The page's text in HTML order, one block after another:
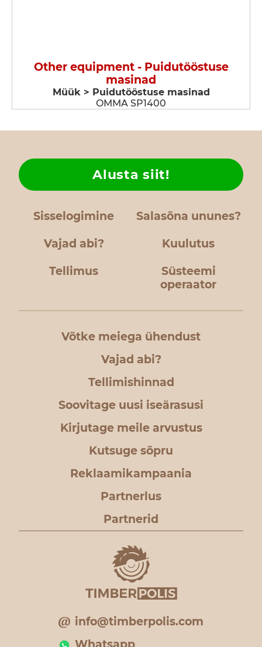
Other equipment - Puidutööstuse
masinad
Müük > Puidutööstuse masinad
OMMA SP1400
Sisselogimine Salasõna ununes?
Vajad abi?
Alusta siit!
Kuulutus
Tellimus
Süsteemi
operaator
Võtke meiega ühendust
Vajad abi?
Tellimishinnad
Soovitage uusi iseärasusi
Kirjutage meile arvustus
Kutsuge sõpru
Reklaamikampaania
Partnerlus
Partnerid
info@timberpolis.com